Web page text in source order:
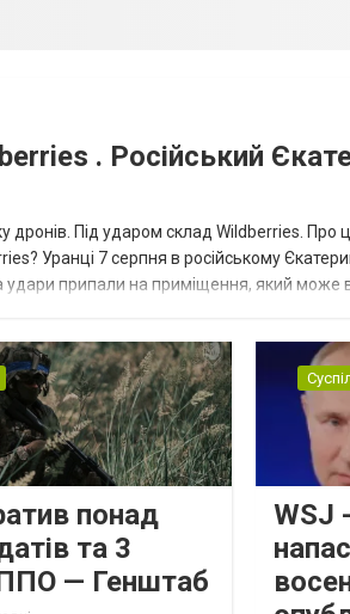
. Російський
дронів. Під ударом склад Wildberries. Про
Уранці 7 серпня в російському
припали на приміщення, який може
понад
та 3
— Генштаб
WSJ